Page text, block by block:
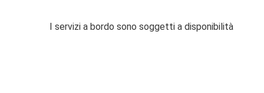
I servizi a bordo sono soggetti a disponibilità